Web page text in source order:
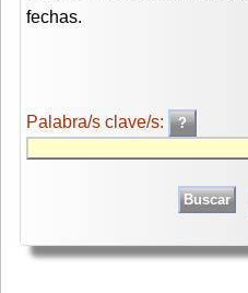
fechas.
Palabra/s clave/s: